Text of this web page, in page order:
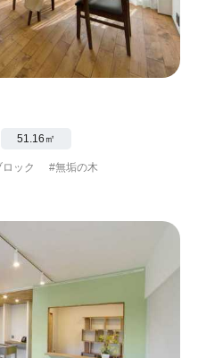
51.16㎡
ック
#無垢の木